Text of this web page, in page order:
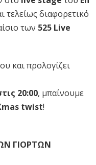
τελείως διαφορετικό
των 525 Live
και προλογίζει
20:00, μπαίνουμε
twist!
ΓΙΟΡΤΩΝ